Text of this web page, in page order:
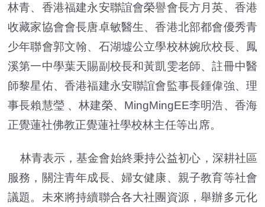
林青、香港福建永安聯誼會榮譽會長方月英、香港
收藏家協會會長唐卓敏醫生、香港北部都會優秀青
少年聯會郭文翰、石湖墟公立學校林婉欣校長、鳳
溪第一中學葉天賜副校長和黃凱雯老師、註冊中醫
師黎星佑、香港福建永安聯誼會監事長鍾偉強、理
事長賴慧瑩 、林建榮、MingMingEE李明浩、香海
正覺蓮社佛教正覺蓮社學校林主任等出席。
林青表示，基金會始終秉持公益初心，深耕社區
服務，關注青年成長、婦女健康、親子教育等社會
議題。未來將持續聯合各大社團資源，舉辦多元化